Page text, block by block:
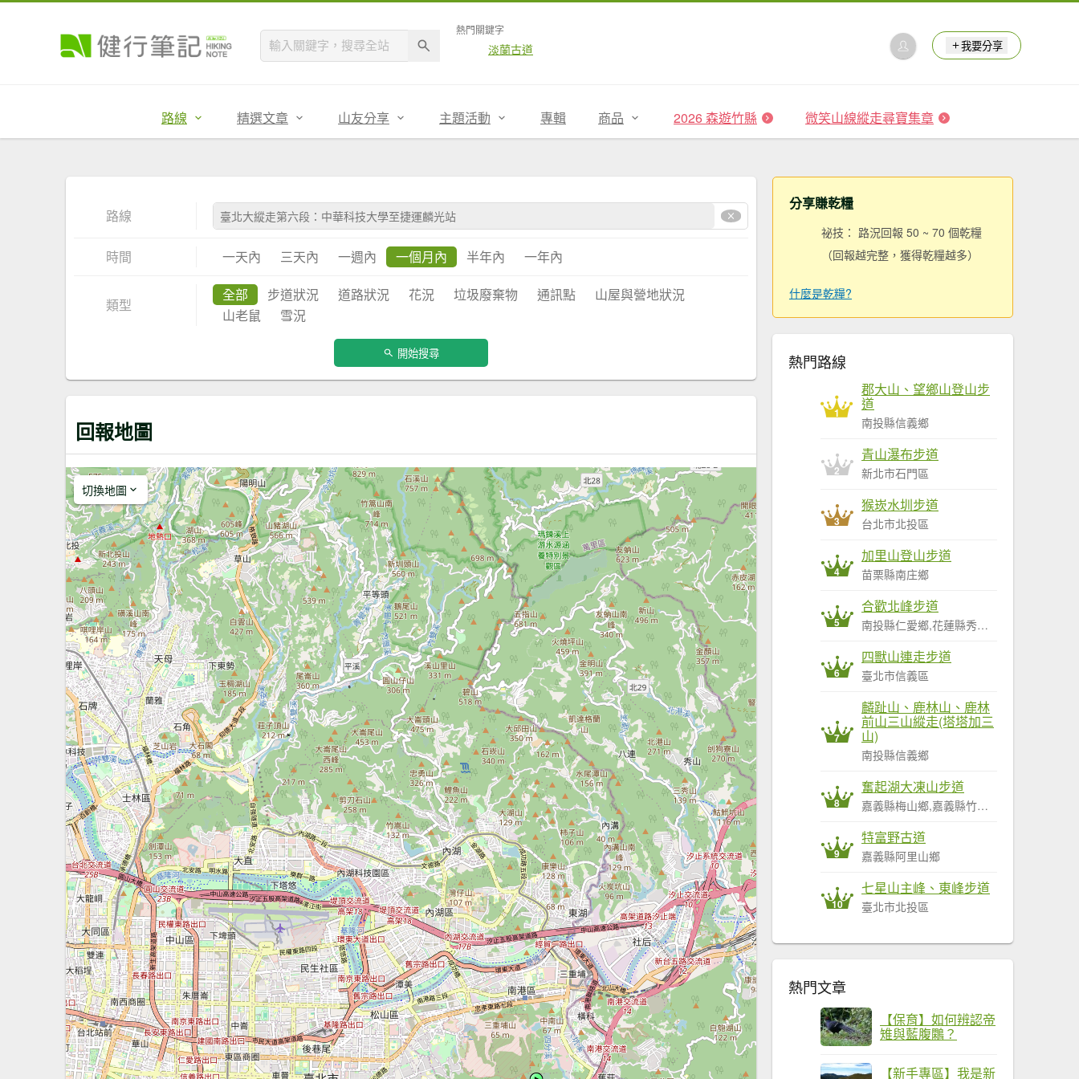
熱門關鍵字
淡蘭古道 我要分享
路線 精選文章 山友分享 主題活動 專輯 商品 2026 森遊竹縣 微笑山線縱走尋寶集章
路線
時間 一天內 三天內 一週內 一個月內 半年內 一年內
類型
全部 步道狀況 道路狀況 花況 垃圾廢棄物 通訊點
山屋與營地狀況
山老鼠
雪況
開始搜尋
回報地圖
切換地圖
分享賺乾糧
祕技： 路況回報 50 ~ 70 個乾糧
（回報越完整，獲得乾糧越多）
什麼是乾糧?
熱門路線
1
郡大山、望鄉山登山步
道
南投縣信義鄉
2
青山瀑布步道
新北市石門區
3
猴崁水圳步道
台北市北投區
4
加里山登山步道
苗栗縣南庄鄉
5
合歡北峰步道
南投縣仁愛鄉,花蓮縣秀林鄉
6
四獸山連走步道
臺北市信義區
7
麟趾山、鹿林山、鹿林
前山三山縱走(塔塔加三
山)
南投縣信義鄉
8
奮起湖大凍山步道
嘉義縣梅山鄉,嘉義縣竹崎鄉,嘉義縣阿里山鄉
9
特富野古道
嘉義縣阿里山鄉
10
七星山主峰、東峰步道
臺北市北投區
熱門文章
【保育】如何辨認帝
雉與藍腹鷴？
【新手專區】我是新